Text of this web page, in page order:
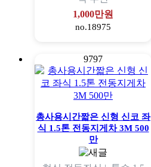
1,000만원
no.18975
9797
총사용시간짧은 신형 신코 좌
식 1.5톤 전동지게차 3M 500
만